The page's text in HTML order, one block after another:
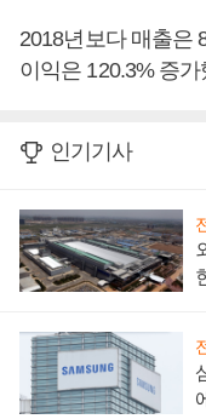
2018년보다 매출은
이익은 120.3% 증
인기기사